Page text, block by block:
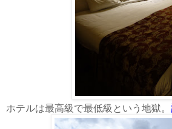
ホテルは最高級で最低級という地獄。